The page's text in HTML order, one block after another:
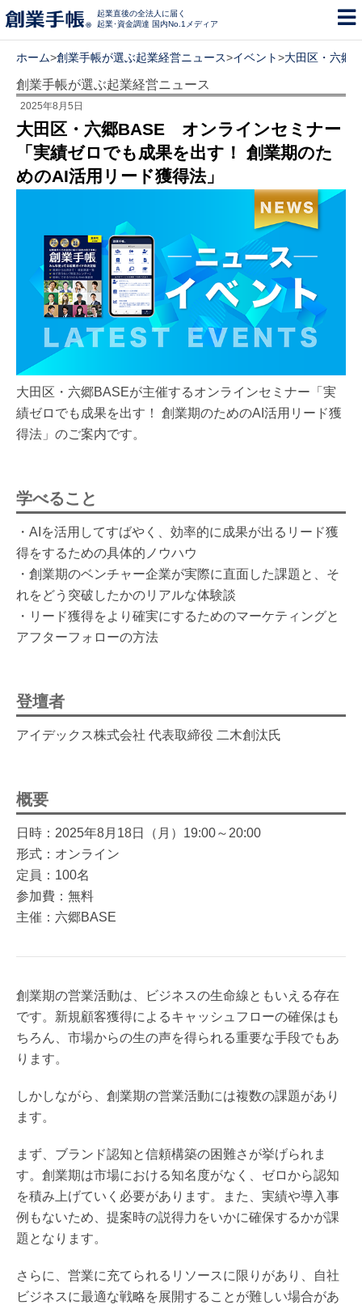
起業直後の全法人に届く
起業･資金調達 国内No.1メディア
ホーム>創業手帳が選ぶ起業経営ニュース>イベント>大田区・六郷
創業手帳が選ぶ起業経営ニュース
2025年8月5日
大田区・六郷BASE オンラインセミナー
「実績ゼロでも成果を出す！ 創業期のた
めのAI活用リード獲得法」
大田区・六郷BASEが主催するオンラインセミナー「実
績ゼロでも成果を出す！ 創業期のためのAI活用リード獲
得法」のご案内です。
学べること
・AIを活用してすばやく、効率的に成果が出るリード獲
得をするための具体的ノウハウ
・創業期のベンチャー企業が実際に直面した課題と、そ
れをどう突破したかのリアルな体験談
・リード獲得をより確実にするためのマーケティングと
アフターフォローの方法
登壇者
アイデックス株式会社 代表取締役 二木創汰氏
概要
日時：2025年8月18日（月）19:00～20:00
形式：オンライン
定員：100名
参加費：無料
主催：六郷BASE
創業期の営業活動は、ビジネスの生命線ともいえる存在
です。新規顧客獲得によるキャッシュフローの確保はも
ちろん、市場からの生の声を得られる重要な手段でもあ
ります。
しかしながら、創業期の営業活動には複数の課題があり
ます。
まず、ブランド認知と信頼構築の困難さが挙げられま
す。創業期は市場における知名度がなく、ゼロから認知
を積み上げていく必要があります。また、実績や導入事
例もないため、提案時の説得力をいかに確保するかが課
題となります。
さらに、営業に充てられるリソースに限りがあり、自社
ビジネスに最適な戦略を展開することが難しい場合があ